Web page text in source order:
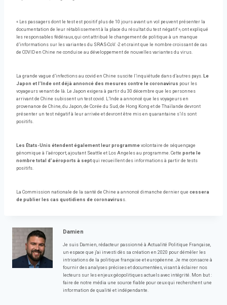
« Les passagers dont le test est positif plus de 10 jours avant un vol peuvent présenter la
documentation de leur rétablissement à la place du résultat du test négatif », ont expliqué
les responsables fédéraux, qui ont attribué le changement de politique à un manque
d’informations sur les variantes du SRAS-CoV. -2 et craint que le nombre croissant de cas
de COVID en Chine ne conduise au développement de nouvelles variantes du virus.
La grande vague d’infections au covid en Chine suscite l’inquiétude dans d’autres pays. Le
Japon et l’Inde ont déjà annoncé des mesures contre le coronavirus pour les
voyageurs venant de là. Le Japon exigera à partir du 30 décembre que les personnes
arrivant de Chine subissent un test covid. L’Inde a annoncé que les voyageurs en
provenance de Chine, du Japon, de Corée du Sud, de Hong Kong et de Thaïlande devront
présenter un test négatif à leur arrivée et devront être mis en quarantaine s’ils sont
positifs.
Les États-Unis étendent également leur programme volontaire de séquençage
génomique à l’aéroport, ajoutant Seattle et Los Angeles au programme. Cette porte le
nombre total d’aéroports à sept qui recueillent des informations à partir de tests
positifs.
La Commission nationale de la santé de Chine a annoncé dimanche dernier que cessera
de publier les cas quotidiens de coronavirus s.
Damien
Je suis Damien, rédacteur passionné à Actualité Politique Française,
un espace que j'ai investi dès sa création en 2020 pour démêler les
intrications de la politique française et européenne. Je me consacre à
fournir des analyses précises et documentées, visant à éclairer nos
lecteurs sur les enjeux géopolitiques actuels avec intégrité. Mon but :
faire de notre média une source fiable pour ceux qui recherchent une
information de qualité et indépendante.